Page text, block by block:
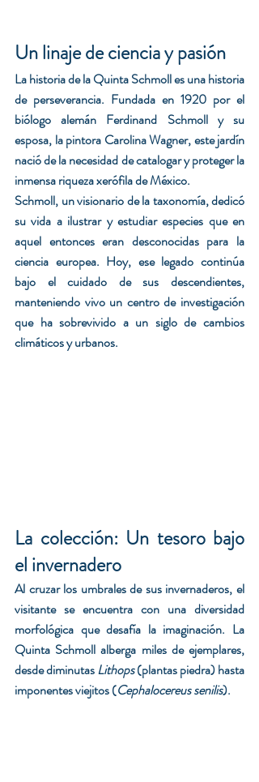
Un linaje de ciencia y pasión
La historia de la Quinta Schmoll es una historia
de perseverancia. Fundada en 1920 por el
biólogo alemán Ferdinand Schmoll y su
esposa, la pintora Carolina Wagner, este jardín
nació de la necesidad de catalogar y proteger la
inmensa riqueza xerófila de México.
Schmoll, un visionario de la taxonomía, dedicó
su vida a ilustrar y estudiar especies que en
aquel entonces eran desconocidas para la
ciencia europea. Hoy, ese legado continúa
bajo el cuidado de sus descendientes,
manteniendo vivo un centro de investigación
que ha sobrevivido a un siglo de cambios
climáticos y urbanos.
La colección: Un tesoro bajo
el invernadero
Al cruzar los umbrales de sus invernaderos, el
visitante se encuentra con una diversidad
morfológica que desafía la imaginación. La
Quinta Schmoll alberga miles de ejemplares,
desde diminutas Lithops (plantas piedra) hasta
imponentes viejitos (Cephalocereus senilis).